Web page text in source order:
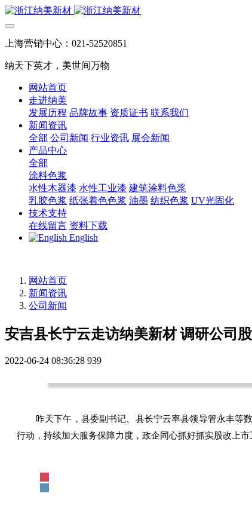
上海营销中心：021-52520851
纳天下英才，美世间万物
网站首页
走进纳美
发展历程 品牌故事 资质证书 联系我们
新闻资讯
全部 公司新闻 行业资讯 展会新闻
产品中心
全部
涂料色浆
水性木器漆 水性工业漆 建筑涂料色浆
乳胶色浆 纸张着色色浆 油墨 纺织色浆 UV光固化
技术支持
在线留言 资料下载
English
网站首页
新闻资讯
公司新闻
安吉县长宁云走访纳美新材 调研公司
2022-06-24 08:36:28 939
昨天下午，县委副书记、县长宁云率县领导管永丰等
行动，持续加大服务保障力度，政企同心抓好抓实股改上